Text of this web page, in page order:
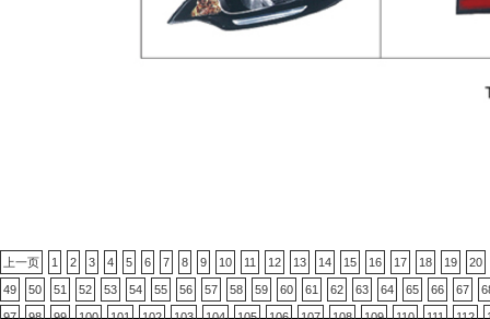
上一页 1 2 3 4 5 6 7 8 9 10 11 12 13 14 15 16 17 18 19 20
49 50 51 52 53 54 55 56 57 58 59 60 61 62 63 64 65 66 67